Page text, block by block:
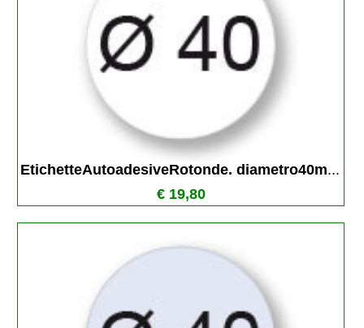
EtichetteAutoadesiveRotonde. diametro40m...
€ 19,80